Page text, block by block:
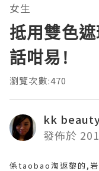
女生
抵用雙色
話咁易!
瀏覽次數:470
kk
發佈於
係taobao淘返黎的,